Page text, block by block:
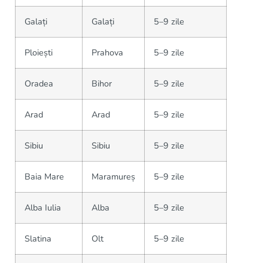
Galați Galați 5–9 zile
Ploiești Prahova 5–9 zile
Oradea Bihor 5–9 zile
Arad Arad 5–9 zile
Sibiu Sibiu 5–9 zile
Baia Mare Maramureș 5–9 zile
Alba Iulia Alba 5–9 zile
Slatina Olt 5–9 zile